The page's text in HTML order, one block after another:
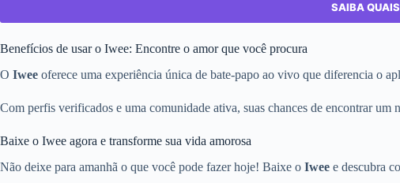
SAIBA
Benefícios de usar o Iwee: Encontre o amor que você procura
O Iwee oferece uma experiência única de bate-papo ao vivo que diferencia o
Com perfis verificados e uma comunidade ativa, suas chances de encontrar um
Baixe o Iwee agora e transforme sua vida amorosa
Não deixe para amanhã o que você pode fazer hoje! Baixe o Iwee e descubra